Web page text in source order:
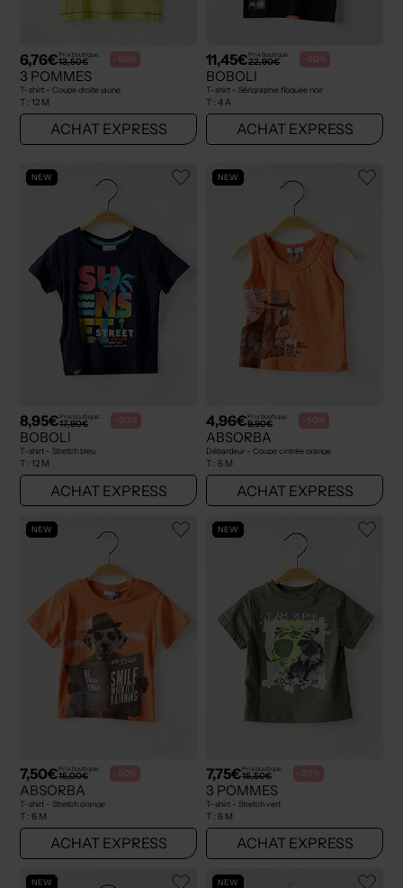
6,76€Prix boutique :
13,50€ -50%
3 POMMES
T-shirt - Coupe droite jaune
T : 12 M
ACHAT EXPRESS
11,45€Prix boutique :
22,90€ -50%
BOBOLI
T-shirt - Sérigraphie floquée noir
T : 4 A
ACHAT EXPRESS
NEW
8,95€Prix boutique :
17,90€ -50%
BOBOLI
T-shirt - Stretch bleu
T : 12 M
ACHAT EXPRESS
NEW
4,96€Prix boutique :
9,90€ -50%
ABSORBA
Débardeur - Coupe cintrée orange
T : 6 M
ACHAT EXPRESS
NEW
7,50€Prix boutique :
15,00€ -50%
ABSORBA
T-shirt - Stretch orange
T : 6 M
ACHAT EXPRESS
NEW
7,75€Prix boutique :
15,50€ -50%
3 POMMES
T-shirt - Stretch vert
T : 6 M
ACHAT EXPRESS
NEW NEW